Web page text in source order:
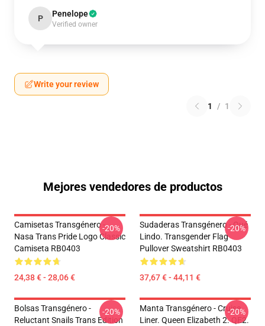
P Penelope
Verified owner
Write your review
1 / 1
Mejores vendedores de productos
Camisetas Transgénero -
Nasa Trans Pride Logo Classic
Camiseta RB0403
24,38 € - 28,06 €
-20%
Sudaderas Transgénero - Qué
Lindo. Transgender Flag
Pullover Sweatshirt RB0403
37,67 € - 44,11 €
-20%
Bolsas Transgénero -
Reluctant Snails Trans Edition
-20%
Manta Transgénero - Cruise
Liner. Queen Elizabeth 2. QE2.
-20%